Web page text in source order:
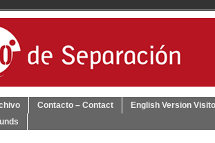
Contacto – Contact
English Version